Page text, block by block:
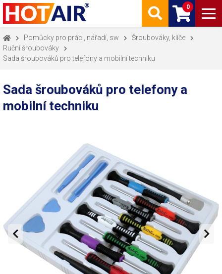
0
Pomůcky pro práci, nářadí, sw
Šroubováky, klíče
Ruční šroubováky
Sada šroubováků pro telefony a mobilní techniku
Sada šroubováků pro telefony a
mobilní techniku